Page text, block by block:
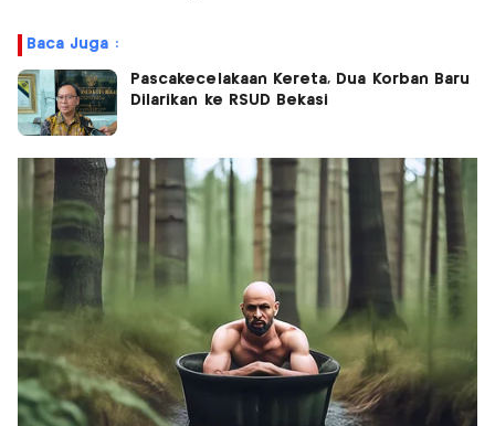
Baca Juga :
Pascakecelakaan Kereta, Dua Korban Baru
Dilarikan ke RSUD Bekasi